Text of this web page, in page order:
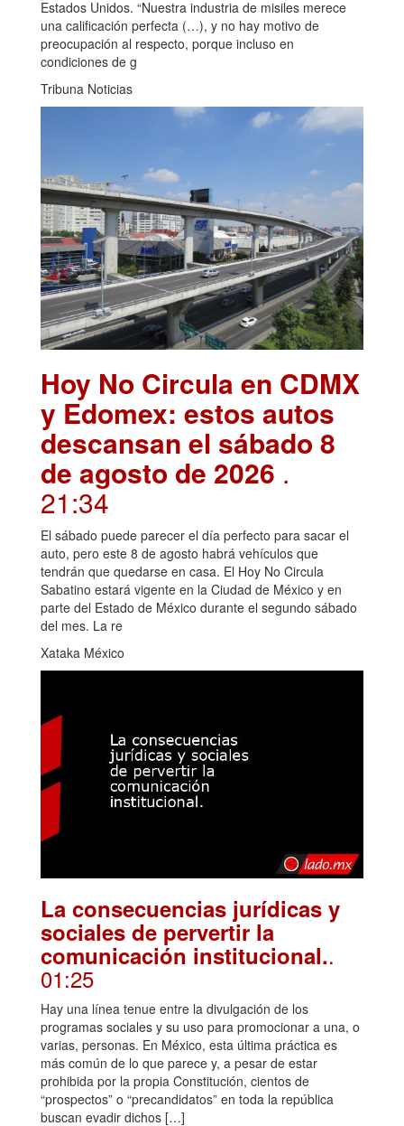
Estados Unidos. “Nuestra industria de misiles merece
una calificación perfecta (…), y no hay motivo de
preocupación al respecto, porque incluso en
condiciones de g
Tribuna Noticias
Hoy No Circula en CDMX
y Edomex: estos autos
descansan el sábado 8
de agosto de 2026 .
21:34
El sábado puede parecer el día perfecto para sacar el
auto, pero este 8 de agosto habrá vehículos que
tendrán que quedarse en casa. El Hoy No Circula
Sabatino estará vigente en la Ciudad de México y en
parte del Estado de México durante el segundo sábado
del mes. La re
Xataka México
La consecuencias jurídicas y
sociales de pervertir la
comunicación institucional..
01:25
Hay una línea tenue entre la divulgación de los
programas sociales y su uso para promocionar a una, o
varias, personas. En México, esta última práctica es
más común de lo que parece y, a pesar de estar
prohibida por la propia Constitución, cientos de
“prospectos” o “precandidatos” en toda la república
buscan evadir dichos […]